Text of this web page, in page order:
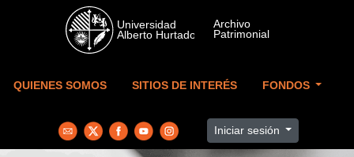
Skip to main content
QUIENES SOMOS SITIOS DE INTERÉS FONDOS
Iniciar sesión